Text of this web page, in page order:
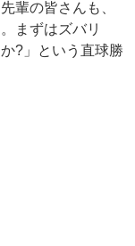
輩の皆さんも、
まずはズバリ
?」という直球勝